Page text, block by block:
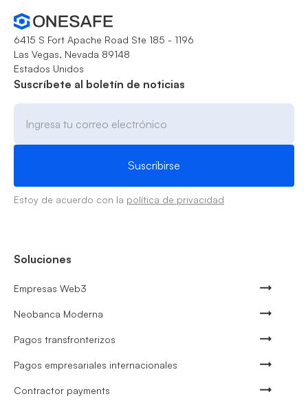
6415 S Fort Apache Road Ste 185 - 1196
Las Vegas, Nevada 89148
Estados Unidos
Suscríbete al boletín de noticias
Estoy de acuerdo con la política de privacidad
Soluciones
Empresas Web3
Neobanca Moderna
Pagos transfronterizos
Pagos empresariales internacionales
Contractor payments